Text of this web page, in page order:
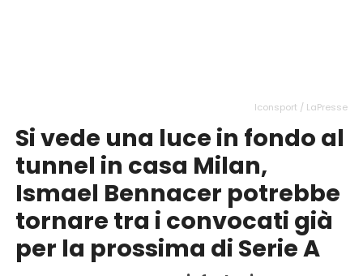
Iconsport / LaPresse
Si vede una luce in fondo al
tunnel in casa Milan,
Ismael Bennacer potrebbe
tornare tra i convocati già
per la prossima di Serie A